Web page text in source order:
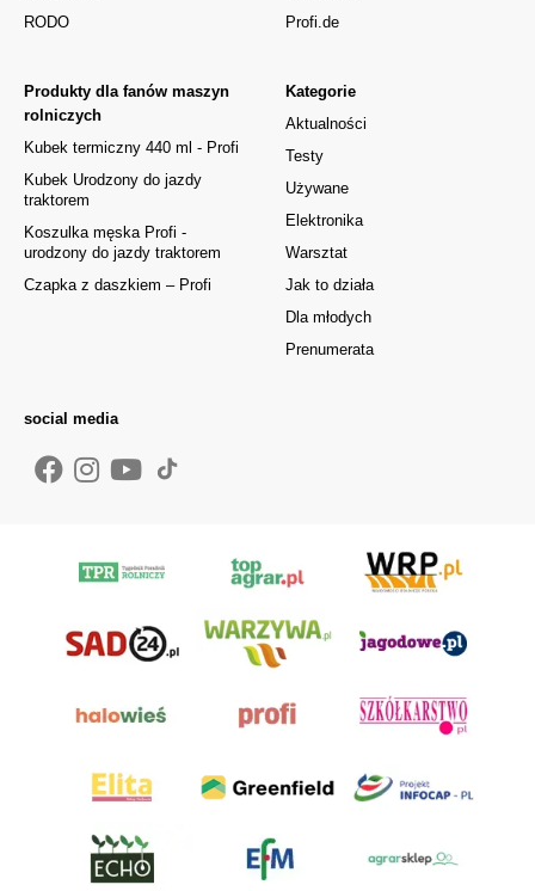
RODO
Kategorie
Aktualności
Testy
Używane
Elektronika
Warsztat
Jak to działa
Dla młodych
Prenumerata
Produkty dla fanów maszyn
rolniczych
Kubek termiczny 440 ml - Profi
Kubek Urodzony do jazdy
traktorem
Koszulka męska Profi -
urodzony do jazdy traktorem
Czapka z daszkiem – Profi
Profi.de
social media